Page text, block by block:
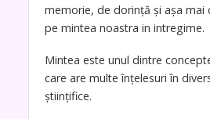
memorie, de dorință și așa mai
pe mintea noastra in intregime.
Mintea este unul dintre
care are multe înțelesuri în
științifice.